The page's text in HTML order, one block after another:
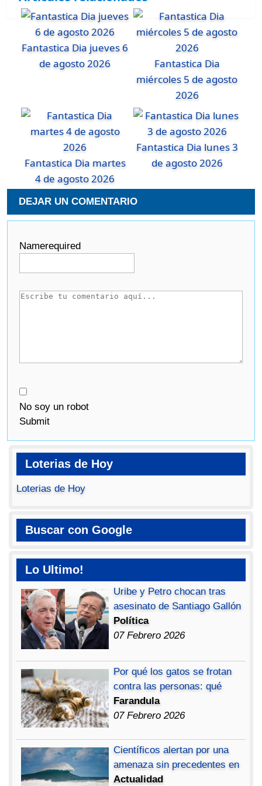
Fantastica Dia jueves 6
de agosto 2026
Fantastica Dia
miércoles 5 de agosto
2026
Fantastica Dia martes
4 de agosto 2026
Fantastica Dia lunes 3
de agosto 2026
DEJAR UN COMENTARIO
Namerequired
No soy un robot
Submit
Loterias de Hoy
Loterias de Hoy
Buscar con Google
Lo Ultimo!
Uribe y Petro chocan tras
asesinato de Santiago Gallón
Política
07 Febrero 2026
Por qué los gatos se frotan
contra las personas: qué
Farandula
07 Febrero 2026
Científicos alertan por una
amenaza sin precedentes en
Actualidad